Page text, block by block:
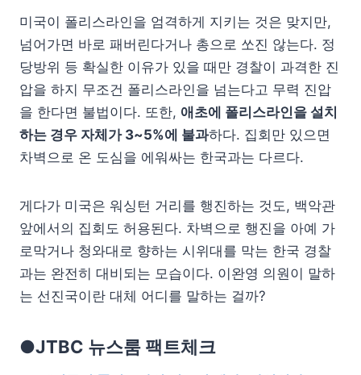
미국이 폴리스라인을 엄격하게 지키는 것은 맞지만,
넘어가면 바로 패버린다거나 총으로 쏘진 않는다. 정
당방위 등 확실한 이유가 있을 때만 경찰이 과격한 진
압을 하지 무조건 폴리스라인을 넘는다고 무력 진압
을 한다면 불법이다. 또한, 애초에 폴리스라인을 설치
하는 경우 자체가 3~5%에 불과하다. 집회만 있으면
차벽으로 온 도심을 에워싸는 한국과는 다르다.
게다가 미국은 워싱턴 거리를 행진하는 것도, 백악관
앞에서의 집회도 허용된다. 차벽으로 행진을 아예 가
로막거나 청와대로 향하는 시위대를 막는 한국 경찰
과는 완전히 대비되는 모습이다. 이완영 의원이 말하
는 선진국이란 대체 어디를 말하는 걸까?
●JTBC 뉴스룸 팩트체크